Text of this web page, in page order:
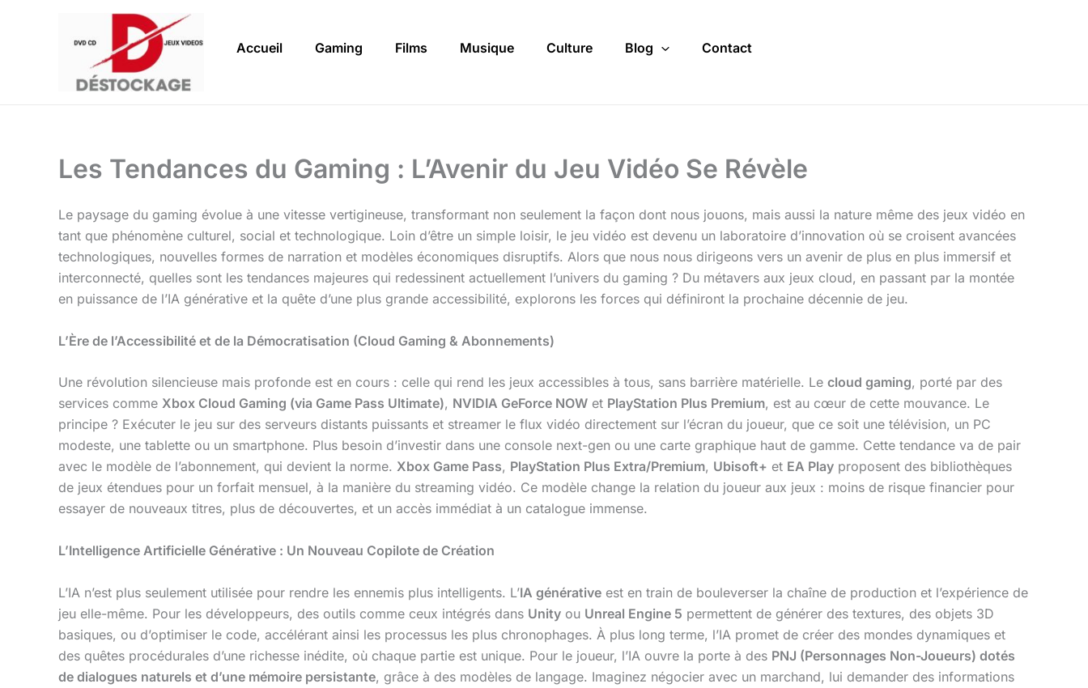
Accueil Gaming Films Musique Culture Blog Contact
Les Tendances du Gaming : L’Avenir du Jeu Vidéo Se Révèle
Le paysage du gaming évolue à une vitesse vertigineuse, transformant non seulement la façon dont nous jouons, mais aussi la nature même des jeux vidéo en
tant que phénomène culturel, social et technologique. Loin d’être un simple loisir, le jeu vidéo est devenu un laboratoire d’innovation où se croisent avancées
technologiques, nouvelles formes de narration et modèles économiques disruptifs. Alors que nous nous dirigeons vers un avenir de plus en plus immersif et
interconnecté, quelles sont les tendances majeures qui redessinent actuellement l’univers du gaming ? Du métavers aux jeux cloud, en passant par la montée
en puissance de l’IA générative et la quête d’une plus grande accessibilité, explorons les forces qui définiront la prochaine décennie de jeu.
L’Ère de l’Accessibilité et de la Démocratisation (Cloud Gaming & Abonnements)
Une révolution silencieuse mais profonde est en cours : celle qui rend les jeux accessibles à tous, sans barrière matérielle. Le cloud gaming, porté par des
services comme Xbox Cloud Gaming (via Game Pass Ultimate), NVIDIA GeForce NOW et PlayStation Plus Premium, est au cœur de cette mouvance. Le
principe ? Exécuter le jeu sur des serveurs distants puissants et streamer le flux vidéo directement sur l’écran du joueur, que ce soit une télévision, un PC
modeste, une tablette ou un smartphone. Plus besoin d’investir dans une console next-gen ou une carte graphique haut de gamme. Cette tendance va de pair
avec le modèle de l’abonnement, qui devient la norme. Xbox Game Pass, PlayStation Plus Extra/Premium, Ubisoft+ et EA Play proposent des bibliothèques
de jeux étendues pour un forfait mensuel, à la manière du streaming vidéo. Ce modèle change la relation du joueur aux jeux : moins de risque financier pour
essayer de nouveaux titres, plus de découvertes, et un accès immédiat à un catalogue immense.
L’Intelligence Artificielle Générative : Un Nouveau Copilote de Création
L’IA n’est plus seulement utilisée pour rendre les ennemis plus intelligents. L’IA générative est en train de bouleverser la chaîne de production et l’expérience de
jeu elle-même. Pour les développeurs, des outils comme ceux intégrés dans Unity ou Unreal Engine 5 permettent de générer des textures, des objets 3D
basiques, ou d’optimiser le code, accélérant ainsi les processus les plus chronophages. À plus long terme, l’IA promet de créer des mondes dynamiques et
des quêtes procédurales d’une richesse inédite, où chaque partie est unique. Pour le joueur, l’IA ouvre la porte à des PNJ (Personnages Non-Joueurs) dotés
de dialogues naturels et d’une mémoire persistante, grâce à des modèles de langage. Imaginez négocier avec un marchand, lui demander des informations